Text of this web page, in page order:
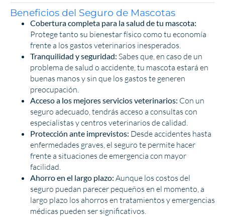
Beneficios del Seguro de Mascotas
Cobertura completa para la salud de tu mascota:
Protege tanto su bienestar físico como tu economía
frente a los gastos veterinarios inesperados.
Tranquilidad y seguridad: Sabes que, en caso de un
problema de salud o accidente, tu mascota estará en
buenas manos y sin que los gastos te generen
preocupación.
Acceso a los mejores servicios veterinarios: Con un
seguro adecuado, tendrás acceso a consultas con
especialistas y centros veterinarios de calidad.
Protección ante imprevistos: Desde accidentes hasta
enfermedades graves, el seguro te permite hacer
frente a situaciones de emergencia con mayor
facilidad.
Ahorro en el largo plazo: Aunque los costos del
seguro puedan parecer pequeños en el momento, a
largo plazo los ahorros en tratamientos y emergencias
médicas pueden ser significativos.